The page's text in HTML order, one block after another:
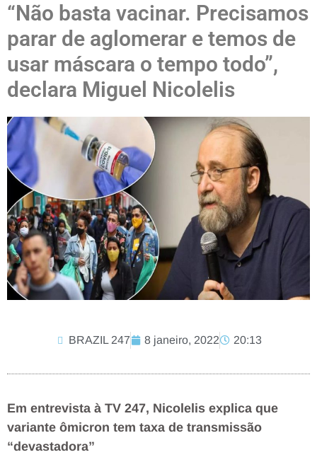
“Não basta vacinar. Precisamos
parar de aglomerar e temos de
usar máscara o tempo todo”,
declara Miguel Nicolelis
BRAZIL 247 8 janeiro, 2022 20:13
Em entrevista à TV 247, Nicolelis explica que
variante ômicron tem taxa de transmissão
“devastadora”